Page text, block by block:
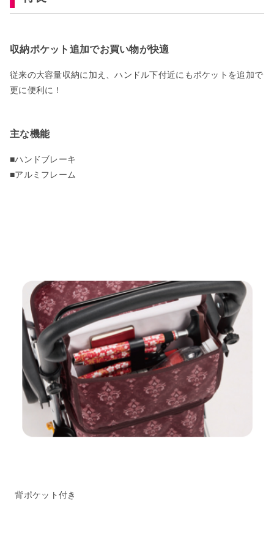
収納ポケット追加でお買い物が快適
従来の大容量収納に加え、ハンドル下付近にもポケットを追加で
更に便利に！
主な機能
■ハンドブレーキ
■アルミフレーム
背ポケット付き